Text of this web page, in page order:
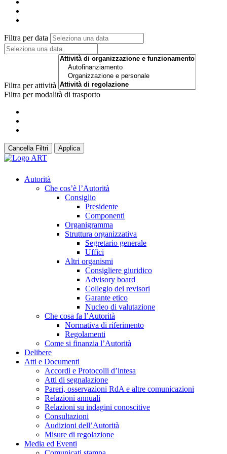
Filtra per data
Filtra per attività
Filtra per modalità di trasporto
Cancella Filtri Applica
Autorità
Che cos’è l’Autorità
Consiglio
Presidente
Componenti
Organigramma
Struttura organizzativa
Segretario generale
Uffici
Altri organismi
Consigliere giuridico
Advisory board
Collegio dei revisori
Garante etico
Nucleo di valutazione
Che cosa fa l’Autorità
Normativa di riferimento
Regolamenti
Come si finanzia l’Autorità
Delibere
Atti e Documenti
Accordi e Protocolli d’intesa
Atti di segnalazione
Pareri, osservazioni RdA e altre comunicazioni
Relazioni annuali
Relazioni su indagini conoscitive
Consultazioni
Audizioni dell’Autorità
Misure di regolazione
Media ed Eventi